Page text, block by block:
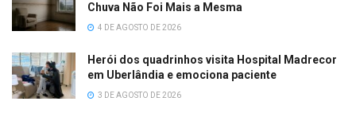
Chuva Não Foi Mais a Mesma
4 DE AGOSTO DE 2026
Herói dos quadrinhos visita Hospital Madrecor
em Uberlândia e emociona paciente
3 DE AGOSTO DE 2026